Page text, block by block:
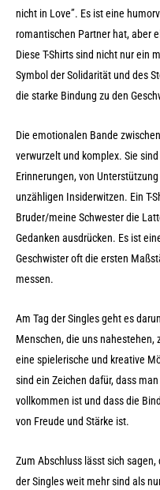
nicht in Love”. Es ist eine
romantischen Partner hat, aber
Diese T-Shirts sind nicht nur ein
Symbol der Solidarität und des
die starke Bindung zu den
Die emotionalen Bande
verwurzelt und komplex. Sie
Erinnerungen, von
unzähligen Insiderwitzen. Ein T-
Bruder/meine Schwester die
Gedanken ausdrücken. Es ist
Geschwister oft die ersten
messen.
Am Tag der Singles geht es
Menschen, die uns nahestehen,
eine spielerische und kreative
sind ein Zeichen dafür, dass
vollkommen ist und dass die
von Freude und Stärke ist.
Zum Abschluss lässt sich sagen,
der Singles weit mehr sind als